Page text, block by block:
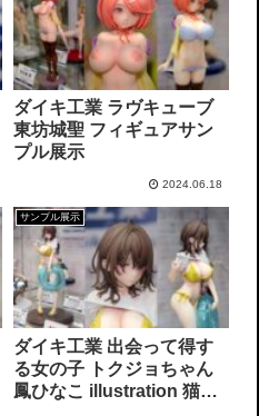
ダイキ工業 ラヴキューブ
東坊城聖 フィギュアサン
プル展示
2024.06.18
サンプル展示
ダイキ工業 出会って得す
る女の子 トクジョちゃん
鳳ひなこ illustration 猫麦